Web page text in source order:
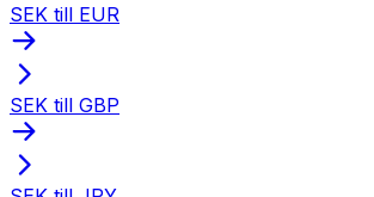
SEK till EUR
SEK till GBP